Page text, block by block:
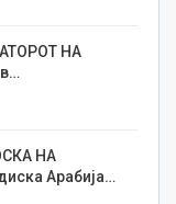
НА
НА
Арабија…